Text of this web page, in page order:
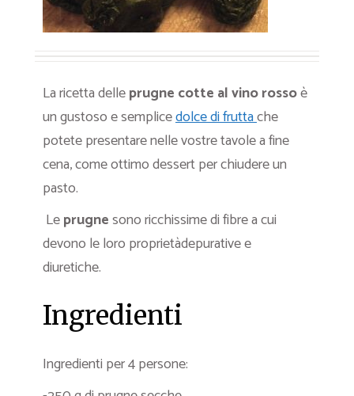
La ricetta delleprugne cotte al vino rossoè
un gustoso e semplicedolce di fruttache
potete presentare nelle vostre tavole a fine
cena, come ottimo dessert per chiudere un
pasto.
Leprugnesono ricchissime di fibre a cui
devono le loro proprietàdepurative e
diuretiche.
Ingredienti
Ingredienti per 4 persone: